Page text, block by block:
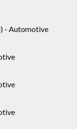
- Automotive